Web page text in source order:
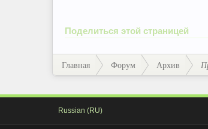
Поделиться этой страницей
Главная Форум Архив
Russian (RU)